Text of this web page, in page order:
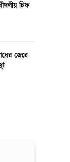
চিফ
জেরে